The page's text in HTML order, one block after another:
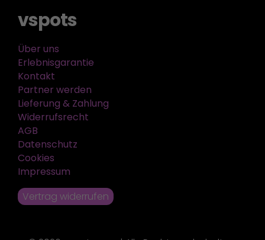
vspots
Über uns
Erlebnisgarantie
Kontakt
Partner werden
Lieferung & Zahlung
Widerrufsrecht
AGB
Datenschutz
Cookies
Impressum
Vertrag widerrufen